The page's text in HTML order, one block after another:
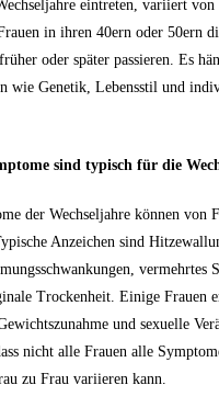
​eintreten, variiert⁤ von
in ihren⁢ 40ern‌ oder 50ern
oder später passieren. Es
⁢wie Genetik, ‌Lebensstil und‌
sind typisch für die
der Wechseljahre‍ können von
Anzeichen sind
vermehrtes
Trockenheit. Einige Frauen
und sexuelle
nicht alle Frauen alle⁣
zu Frau variieren kann.